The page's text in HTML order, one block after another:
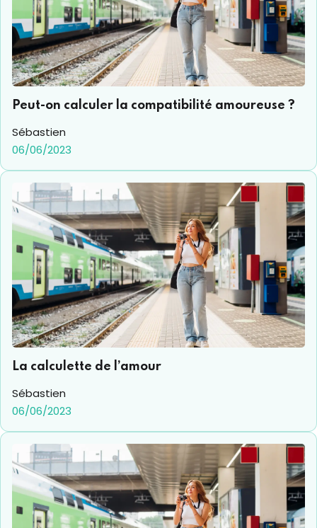
Peut-on calculer la compatibilité amoureuse ?
Sébastien
06/06/2023
La calculette de l’amour
Sébastien
06/06/2023